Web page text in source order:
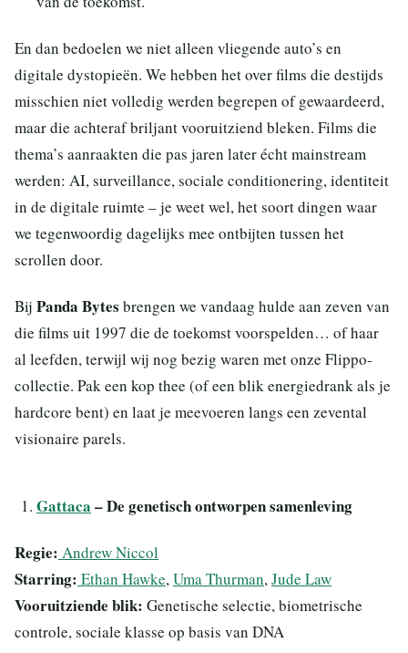
En dan bedoelen we niet alleen vliegende auto’s en
digitale dystopieën. We hebben het over films die destijds
misschien niet volledig werden begrepen of gewaardeerd,
maar die achteraf briljant vooruitziend bleken. Films die
thema’s aanraakten die pas jaren later écht mainstream
werden: AI, surveillance, sociale conditionering, identiteit
in de digitale ruimte – je weet wel, het soort dingen waar
we tegenwoordig dagelijks mee ontbijten tussen het
scrollen door.
Bij Panda Bytes brengen we vandaag hulde aan zeven van
die films uit 1997 die de toekomst voorspelden… of haar
al leefden, terwijl wij nog bezig waren met onze Flippo-
collectie. Pak een kop thee (of een blik energiedrank als je
hardcore bent) en laat je meevoeren langs een zevental
visionaire parels.
Gattaca – De genetisch ontworpen samenleving
Regie: Andrew Niccol
Starring: Ethan Hawke,Uma Thurman,Jude Law
Vooruitziende blik: Genetische selectie, biometrische
controle, sociale klasse op basis van DNA